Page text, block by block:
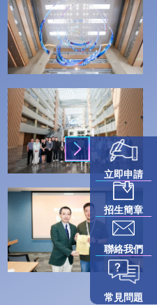
立即申請
招生簡章
聯絡我們
常見問題